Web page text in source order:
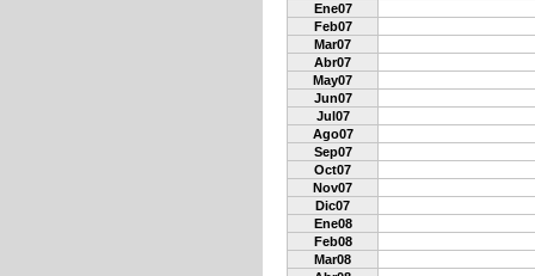
Ene07
Feb07
Mar07
Abr07
May07
Jun07
Jul07
Ago07
Sep07
Oct07
Nov07
Dic07
Ene08
Feb08
Mar08